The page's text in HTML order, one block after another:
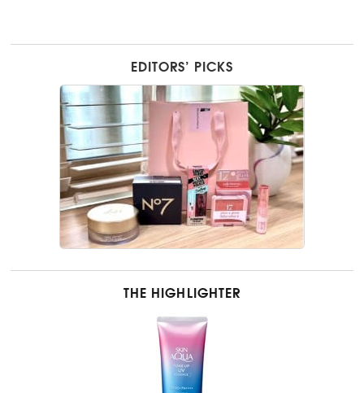
EDITORS’ PICKS
THE HIGHLIGHTER